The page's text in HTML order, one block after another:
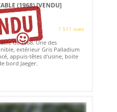
(1968)[VENDU]
1 511 vues
de 1968. Une des
extérieur Gris Palladium
appuis-têtes d'usine, boite
bord Jaeger.